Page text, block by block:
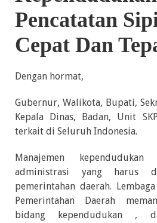
Pencatatan
Cepat Dan
Dengan hormat,
Gubernur, Walikota, Bupati,
Kepala Dinas, Badan, Unit
terkait di Seluruh Indonesia.
Manajemen
administrasi yang harus
pemerintahan daerah.
Pemerintahan Daerah
bidang kependudukan ,